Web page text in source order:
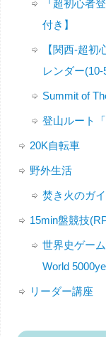
『超初心者
付き】
【関西-超
レンダー(10-
Summit of
登山ルート
20K自転車
野外生活
焚き火のガ
15min盤競技
世界史ゲー
World
リーダー講座